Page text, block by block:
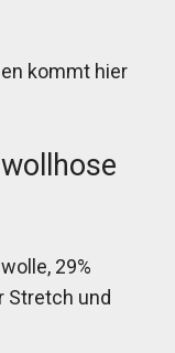
kommt hier
29%
Stretch und